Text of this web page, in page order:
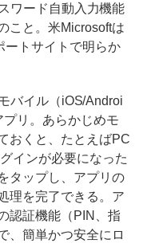
ワード自動入力機能
こと。米Microsoftは
ートサイトで明らか
バイル（iOS/Androi
リ。あらかじめモ
おくと、たとえばPC
インが必要になった
タップし、アプリの
理を完了できる。ア
認証機能（PIN、指
、簡単かつ安全にロ